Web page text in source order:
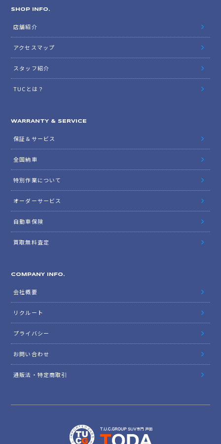
SHOP INFO.
店舗紹介
アクセスマップ
スタッフ紹介
TUCとは？
WARRANTY & SERVICE
保証＆サービス
全国納車
特別作業について
オーダーサービス
自動車保険
買取無料査定
COMPANY INFO.
会社概要
リクルート
プライバシー
お問い合わせ
通販法・特定商取引